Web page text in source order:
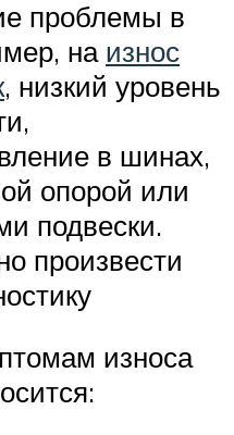
проблемы в
на износ
, низкий уровень
в шинах,
опорой или
подвески.
произвести
износа